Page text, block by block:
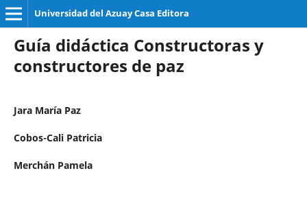
Universidad del Azuay Casa Editora
Guía didáctica Constructoras y
constructores de paz
Jara María Paz
Cobos-Cali Patricia
Merchán Pamela